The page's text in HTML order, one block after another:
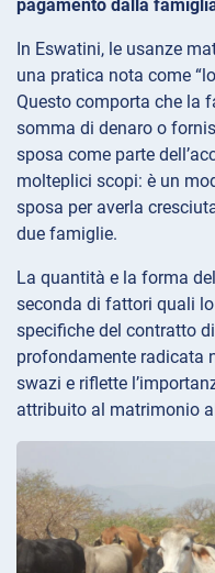
pagamento dalla
In Eswatini, le usanze
una pratica nota come
Questo comporta che la
somma di denaro o
sposa come parte
molteplici scopi: è un
sposa per averla
due famiglie.
La quantità e la forma
seconda di fattori quali
specifiche del contratto
profondamente radicata
swazi e riflette
attribuito al matrimonio